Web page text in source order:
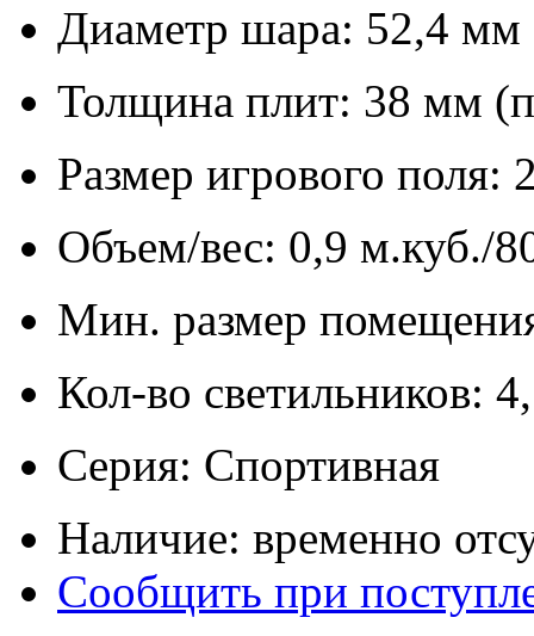
Диаметр шара: 52,4 мм
Толщина плит: 38 мм
Размер игрового поля:
Объем/вес: 0,9 м.куб./
Мин. размер
Кол-во светильников:
Серия: Спортивная
Наличие: временно
Сообщить при